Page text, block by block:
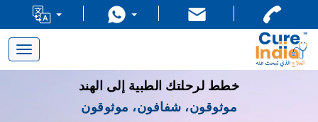
Toggle
navigation
خطط لرحلتك الطبية إلى الهند
موثوقون، شفافون، موثوقون